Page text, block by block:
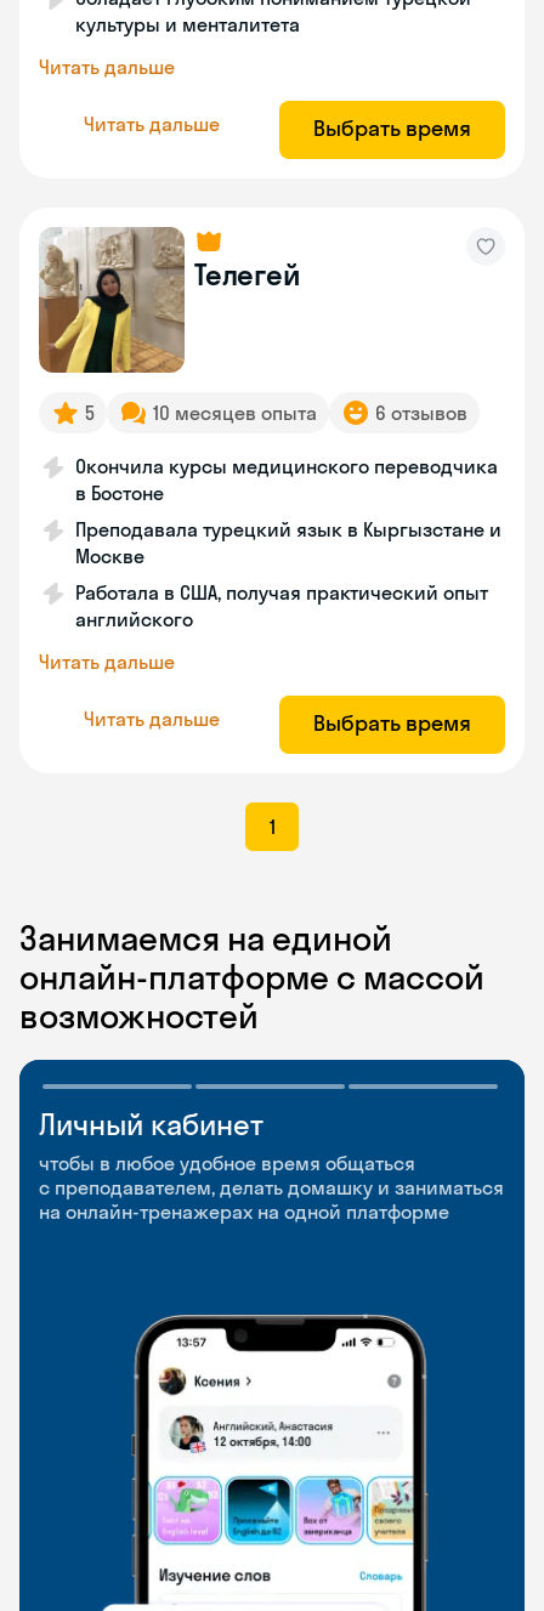
культуры и менталитета
Читать дальше
Читать дальше Выбрать время
Телегей
5 10 месяцев опыта 6 отзывов
Окончила курсы медицинского переводчика
в Бостоне
Преподавала турецкий язык в Кыргызстане и
Москве
Работала в США, получая практический опыт
английского
Читать дальше
Читать дальше Выбрать время
1
Занимаемся на единой
онлайн-платформе с массой
возможностей
Личный кабинет
чтобы в любое удобное время общаться
с преподавателем, делать домашку и заниматься
на онлайн-тренажерах на одной платформе
Мобильное
приложение
чтобы заниматься и изучать новые слова где
и когда удобно
Разговорные клубы
и Talks
Групповые занятия для разговорной практики
и индивидуальные встречи с преподавателями